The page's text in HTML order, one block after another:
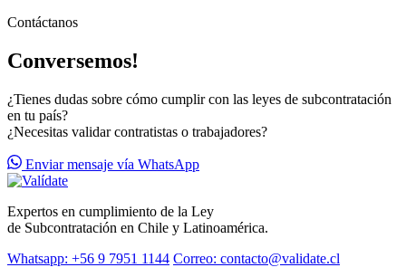
Contáctanos
Conversemos!
¿Tienes dudas sobre cómo cumplir con las leyes de subcontratación
en tu país?
¿Necesitas validar contratistas o trabajadores?
Enviar mensaje vía WhatsApp
Expertos en cumplimiento de la Ley
de Subcontratación en Chile y Latinoamérica.
Whatsapp: +56 9 7951 1144 Correo: contacto@validate.cl